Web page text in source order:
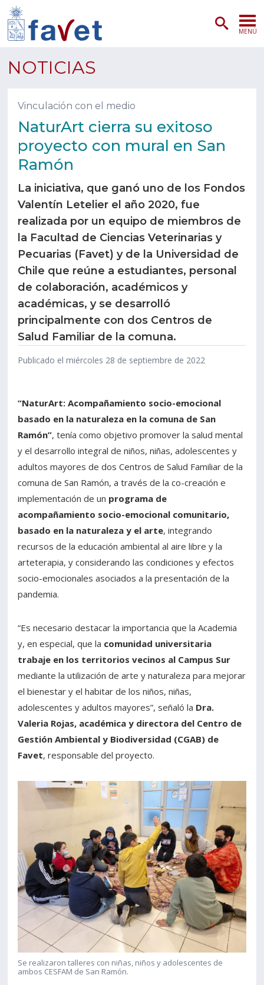
MENÚ
POSTGRADO
EXTENSIÓN
SERVICIOS VETERINARIOS
FACULTAD
Estudiantes
Académicos
Funcionarios
Egresados
NOTICIAS
Vinculación con el medio
NaturArt cierra su exitoso
proyecto con mural en San
Ramón
La iniciativa, que ganó uno de los Fondos
Valentín Letelier el año 2020, fue
realizada por un equipo de miembros de
la Facultad de Ciencias Veterinarias y
Pecuarias (Favet) y de la Universidad de
Chile que reúne a estudiantes, personal
de colaboración, académicos y
académicas, y se desarrolló
principalmente con dos Centros de
Salud Familiar de la comuna.
Publicado el miércoles 28 de septiembre de 2022
“NaturArt: Acompañamiento socio-emocional
basado en la naturaleza en la comuna de San
Ramón”, tenía como objetivo promover la salud mental
y el desarrollo integral de niños, niñas, adolescentes y
adultos mayores de dos Centros de Salud Familiar de la
comuna de San Ramón, a través de la co-creación e
implementación de un programa de
acompañamiento socio-emocional comunitario,
basado en la naturaleza y el arte, integrando
recursos de la educación ambiental al aire libre y la
arteterapia, y considerando las condiciones y efectos
socio-emocionales asociados a la presentación de la
pandemia.
“Es necesario destacar la importancia que la Academia
y, en especial, que la comunidad universitaria
trabaje en los territorios vecinos al Campus Sur
mediante la utilización de arte y naturaleza para mejorar
el bienestar y el habitar de los niños, niñas,
adolescentes y adultos mayores”, señaló la Dra.
Valeria Rojas, académica y directora del Centro de
Gestión Ambiental y Biodiversidad (CGAB) de
Favet, responsable del proyecto.
Se realizaron talleres con niñas, niños y adolescentes de
ambos CESFAM de San Ramón.